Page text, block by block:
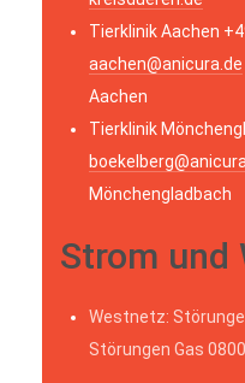
Tierklinik Aachen
aachen@anicura.de
Aachen
Tierklinik
Mönchengladbach
Strom und
Westnetz:
Störungen Gas